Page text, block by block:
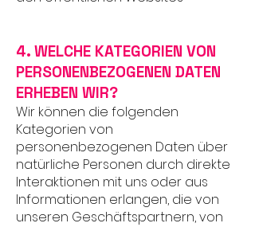
4. WELCHE KATEGORIEN VON
PERSONENBEZOGENEN DATEN
ERHEBEN WIR?
Wir können die folgenden
Kategorien von
personenbezogenen Daten über
natürliche Personen durch direkte
Interaktionen mit uns oder aus
Informationen erlangen, die von
unseren Geschäftspartnern, von